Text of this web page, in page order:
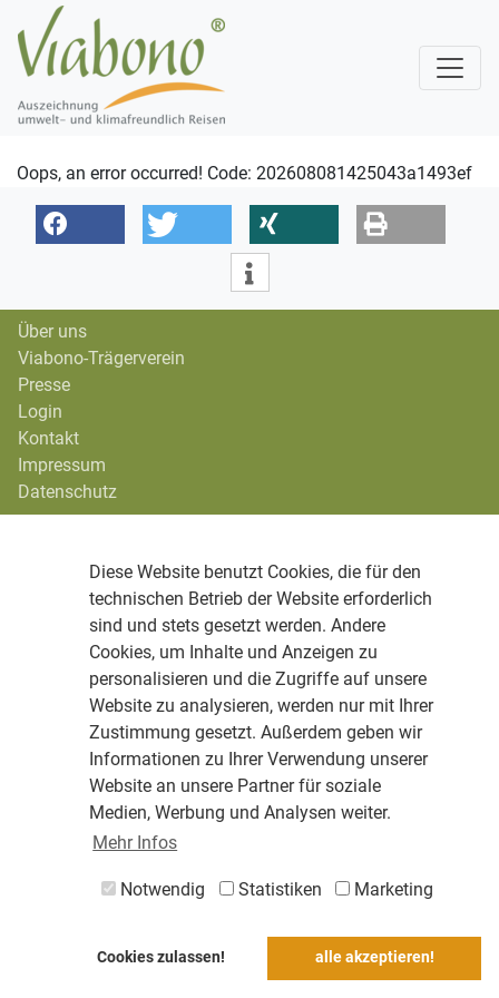
Diese Website benutzt Cookies, die für den
technischen Betrieb der Website erforderlich
sind und stets gesetzt werden. Andere
Cookies, um Inhalte und Anzeigen zu
personalisieren und die Zugriffe auf unsere
Website zu analysieren, werden nur mit Ihrer
Zustimmung gesetzt. Außerdem geben wir
Informationen zu Ihrer Verwendung unserer
Website an unsere Partner für soziale
Medien, Werbung und Analysen weiter.
Mehr Infos
Notwendig Statistiken Marketing
Cookies zulassen! alle akzeptieren!
Oops, an error occurred! Code: 202608081425043a1493ef
Über uns
Viabono-Trägerverein
Presse
Login
Kontakt
Impressum
Datenschutz